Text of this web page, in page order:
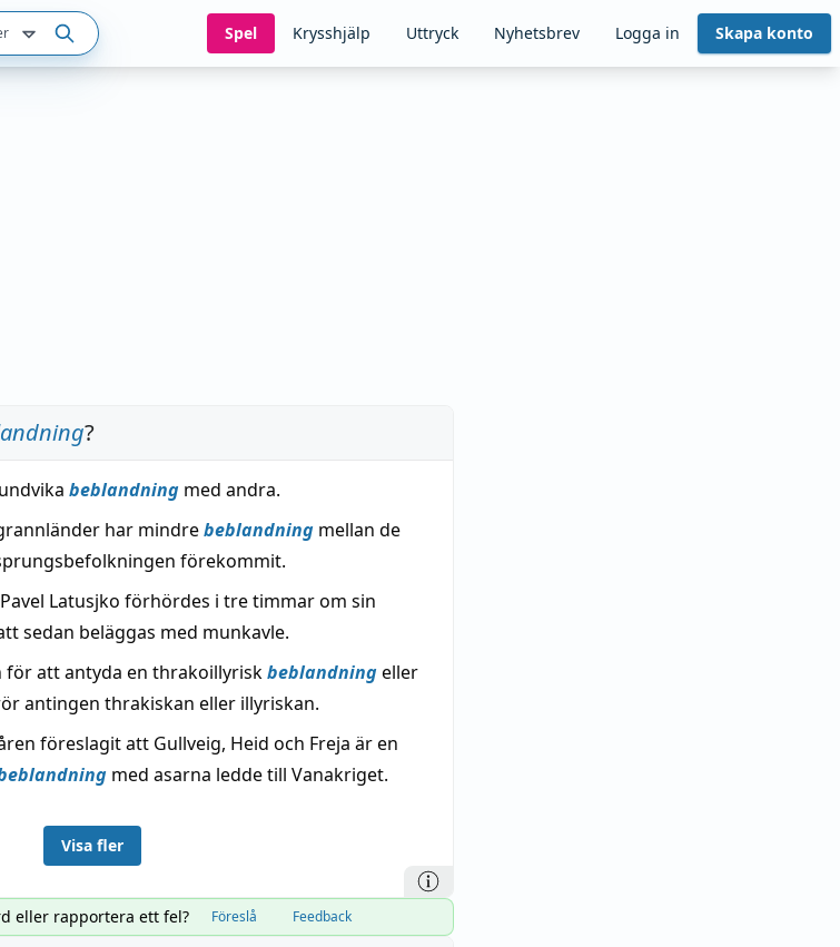
Spel Krysshjälp Uttryck Nyhetsbrev Logga in Skapa konto
?
beblandning med andra.
har mindrebeblandning mellan de
förekommit.
Latusjko förhördes i tre timmar om sin
sedan beläggas med munkavle.
för att antyda en thrakoillyriskbeblandningeller
antingen thrakiskan eller illyriskan.
föreslagit att Gullveig, Heid och Freja är en
med asarna ledde till Vanakriget.
Visa fler
eller rapportera ett fel? Föreslå Feedback